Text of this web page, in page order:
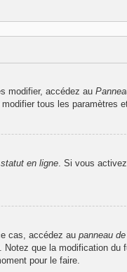
modifier, accédez au
tous les paramètres
en ligne. Si vous
cas, accédez au panneau
que la modification du
pour le faire.